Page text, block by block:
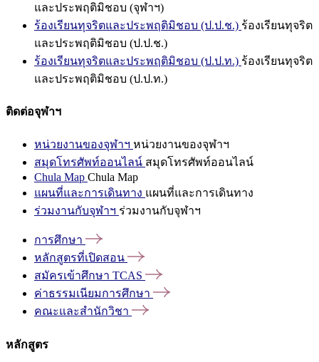
และประพฤติมิชอบ (จุฬาฯ)
ร้องเรียนทุจริตและประพฤติมิชอบ (ป.ป.ช.) ร้องเรียนทุจริต
และประพฤติมิชอบ (ป.ป.ช.)
ร้องเรียนทุจริตและประพฤติมิชอบ (ป.ป.ท.) ร้องเรียนทุจริต
และประพฤติมิชอบ (ป.ป.ท.)
ติดต่อจุฬาฯ
หน่วยงานของจุฬาฯ หน่วยงานของจุฬาฯ
สมุดโทรศัพท์ออนไลน์ สมุดโทรศัพท์ออนไลน์
Chula Map Chula Map
แผนที่และการเดินทาง แผนที่และการเดินทาง
ร่วมงานกับจุฬาฯ ร่วมงานกับจุฬาฯ
การศึกษา
หลักสูตรที่เปิดสอน
สมัครเข้าศึกษา TCAS
ค่าธรรมเนียมการศึกษา
คณะและสำนักวิชา
หลักสูตร